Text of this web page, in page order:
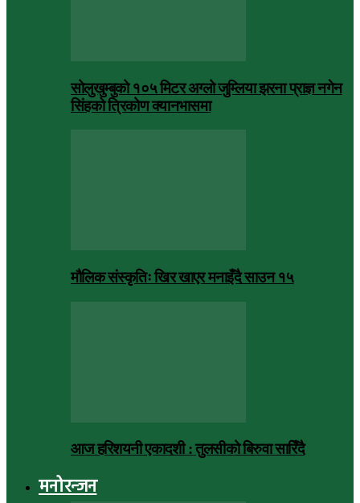
सोलुखुम्बुको १०५ मिटर अग्लो जुम्लिया झरना प्राज्ञ नगेन
सिंहको त्रिकोण क्यानभासमा
मौलिक संस्कृतिः खिर खाएर मनाइँदै साउन १५
आज हरिशयनी एकादशी : तुलसीको बिरुवा सारिँदै
मनोरन्जन